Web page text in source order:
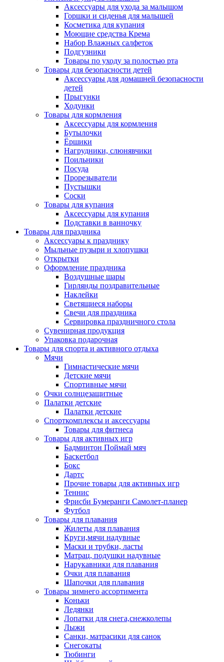
Аксессуары для ухода за малышом
Горшки и сиденья для малышей
Косметика для купания
Моющие средства Крема
Набор Влажных салфеток
Подгузники
Товары по уходу за полостью рта
Товары для безопасности детей
Аксессуары для домашней безопасности
детей
Прыгунки
Ходунки
Товары для кормления
Аксессуары для кормления
Бутылочки
Ёршики
Нагрудники, слюнявчики
Поильники
Посуда
Прорезыватели
Пустышки
Соски
Товары для купания
Аксессуары для купания
Подставки в ванночку
Товары для праздника
Аксессуары к празднику
Мыльные пузыри и хлопушки
Открытки
Оформление праздника
Воздушные шары
Гирлянды поздравительные
Наклейки
Светящиеся наборы
Свечи для праздника
Сервировка праздничного стола
Сувенирная продукция
Упаковка подарочная
Товары для спорта и активного отдыха
Мячи
Гимнастические мячи
Детские мячи
Спортивные мячи
Очки солнцезащитные
Палатки детские
Палатки детские
Спорткомплексы и аксессуары
Товары для фитнеса
Товары для активных игр
Бадминтон Поймай мяч
Баскетбол
Бокс
Дартс
Прочие товары для активных игр
Теннис
Фрисби Бумеранги Самолет-планер
Футбол
Товары для плавания
Жилеты для плавания
Круги,мячи надувные
Маски и трубки, ласты
Матрац, подушки надувные
Нарукавники для плавания
Очки для плавания
Шапочки для плавания
Товары зимнего ассортимента
Коньки
Ледянки
Лопатки для снега,снежколепы
Лыжи
Санки, матрасики для санок
Снегокаты
Тюбинги